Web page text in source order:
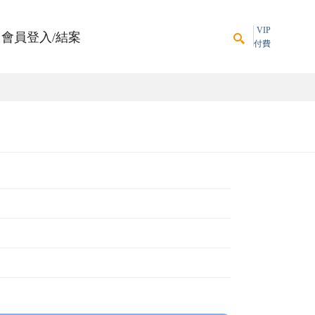
VIP
付費
會員登入/結案